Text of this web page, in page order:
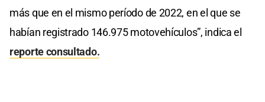
más que en el mismo período de 2022, en el que se
habían registrado 146.975 motovehículos”, indica el
reporte consultado.